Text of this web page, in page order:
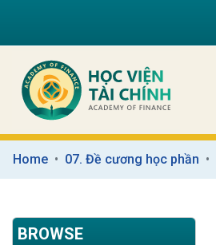
Home 07. Đề cương học phần
BROWSE